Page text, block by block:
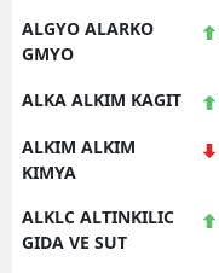
ALGYO ALARKO
GMYO
ALKA ALKIM KAGIT
ALKIM ALKIM
KIMYA
ALKLC ALTINKILIC
GIDA VE SUT